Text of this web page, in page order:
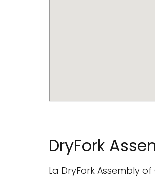
DryFork
La DryFork Assembly